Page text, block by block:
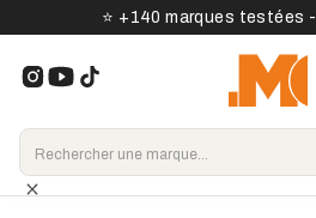
⭐️ +140 marques testées -